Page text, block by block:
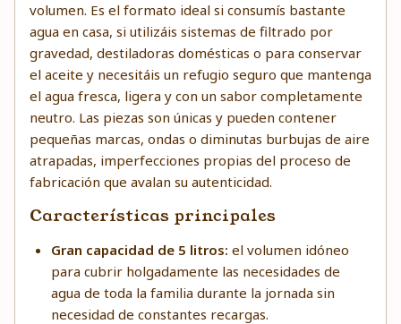
volumen. Es el formato ideal si consumís bastante
agua en casa, si utilizáis sistemas de filtrado por
gravedad, destiladoras domésticas o para conservar
el aceite y necesitáis un refugio seguro que mantenga
el agua fresca, ligera y con un sabor completamente
neutro. Las piezas son únicas y pueden contener
pequeñas marcas, ondas o diminutas burbujas de aire
atrapadas, imperfecciones propias del proceso de
fabricación que avalan su autenticidad.
Características principales
Gran capacidad de 5 litros: el volumen idóneo
para cubrir holgadamente las necesidades de
agua de toda la familia durante la jornada sin
necesidad de constantes recargas.